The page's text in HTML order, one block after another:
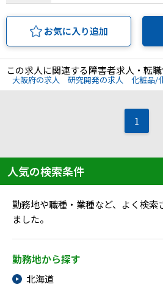
お気に入り追加
この求人に関連する障害者求人・転
大阪府の求人 研究開発の求人 化粧品/
1
人気の検索条件
勤務地や職種・業種など、よく検索
ました。
勤務地から探す
北海道